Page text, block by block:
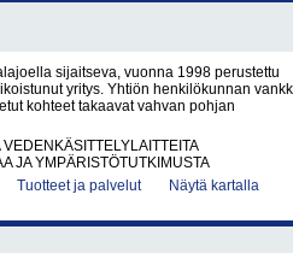
sijaitseva, vuonna 1998 perustettu
yritys. Yhtiön henkilökunnan
kohteet takaavat vahvan pohjan
JA YMPÄRISTÖTUTKIMUSTA
Tuotteet ja palvelut Näytä kartalla